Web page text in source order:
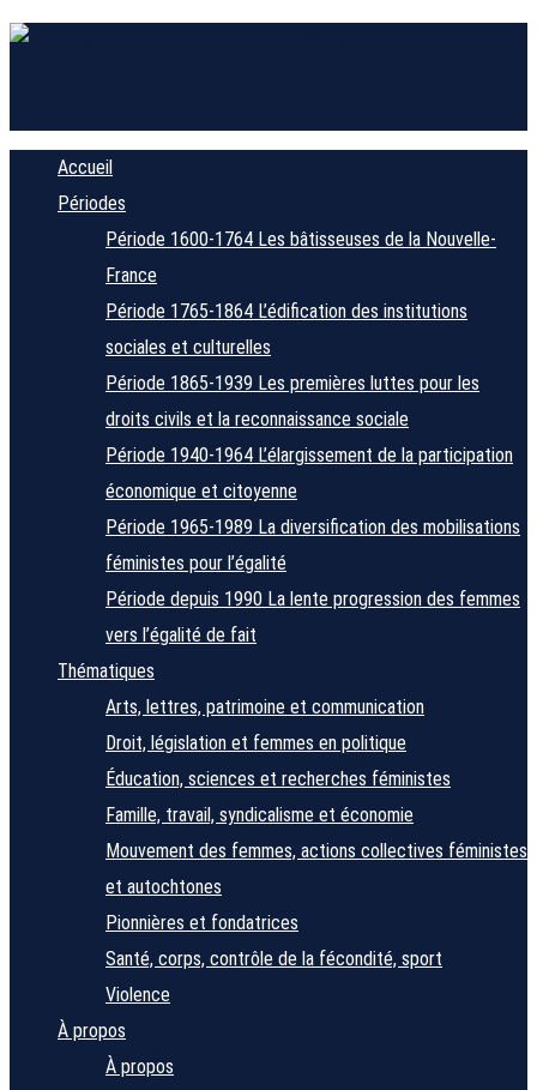
Accueil
Périodes
Période 1600-1764 Les bâtisseuses de la Nouvelle-
France
Période 1765-1864 L’édification des institutions
sociales et culturelles
Période 1865-1939 Les premières luttes pour les
droits civils et la reconnaissance sociale
Période 1940-1964 L’élargissement de la participation
économique et citoyenne
Période 1965-1989 La diversification des mobilisations
féministes pour l’égalité
Période depuis 1990 La lente progression des femmes
vers l’égalité de fait
Thématiques
Arts, lettres, patrimoine et communication
Droit, législation et femmes en politique
Éducation, sciences et recherches féministes
Famille, travail, syndicalisme et économie
Mouvement des femmes, actions collectives féministes
et autochtones
Pionnières et fondatrices
Santé, corps, contrôle de la fécondité, sport
Violence
À propos
À propos